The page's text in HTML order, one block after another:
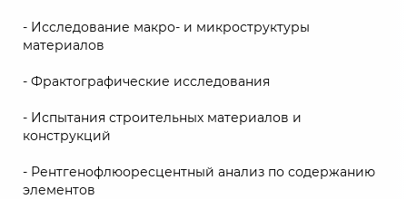
- Исследование макро- и микроструктуры
материалов
- Фрактографические исследования
- Испытания строительных материалов и
конструкций
- Рентгенофлюоресцентный анализ по содержанию
элементов